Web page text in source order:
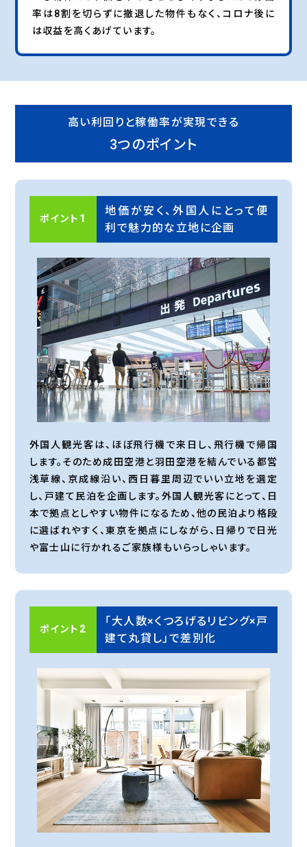
率は8割を切らずに撤退した物件もなく、コロナ後に
は収益を高くあげています。
高い利回りと稼働率が実現できる
3つのポイント
ポイント1
地価が安く、外国人にとって便
利で魅力的な立地に企画
外国人観光客は、ほぼ飛行機で来日し、飛行機で帰国
します。そのため成田空港と羽田空港を結んでいる都営
浅草線、京成線沿い、西日暮里周辺でいい立地を選定
し、戸建て民泊を企画します。外国人観光客にとって、日
本で拠点としやすい物件になるため、他の民泊より格段
に選ばれやすく、東京を拠点にしながら、日帰りで日光
や富士山に行かれるご家族様もいらっしゃいます。
ポイント2
「大人数×くつろげるリビング×戸
建て丸貸し」で差別化